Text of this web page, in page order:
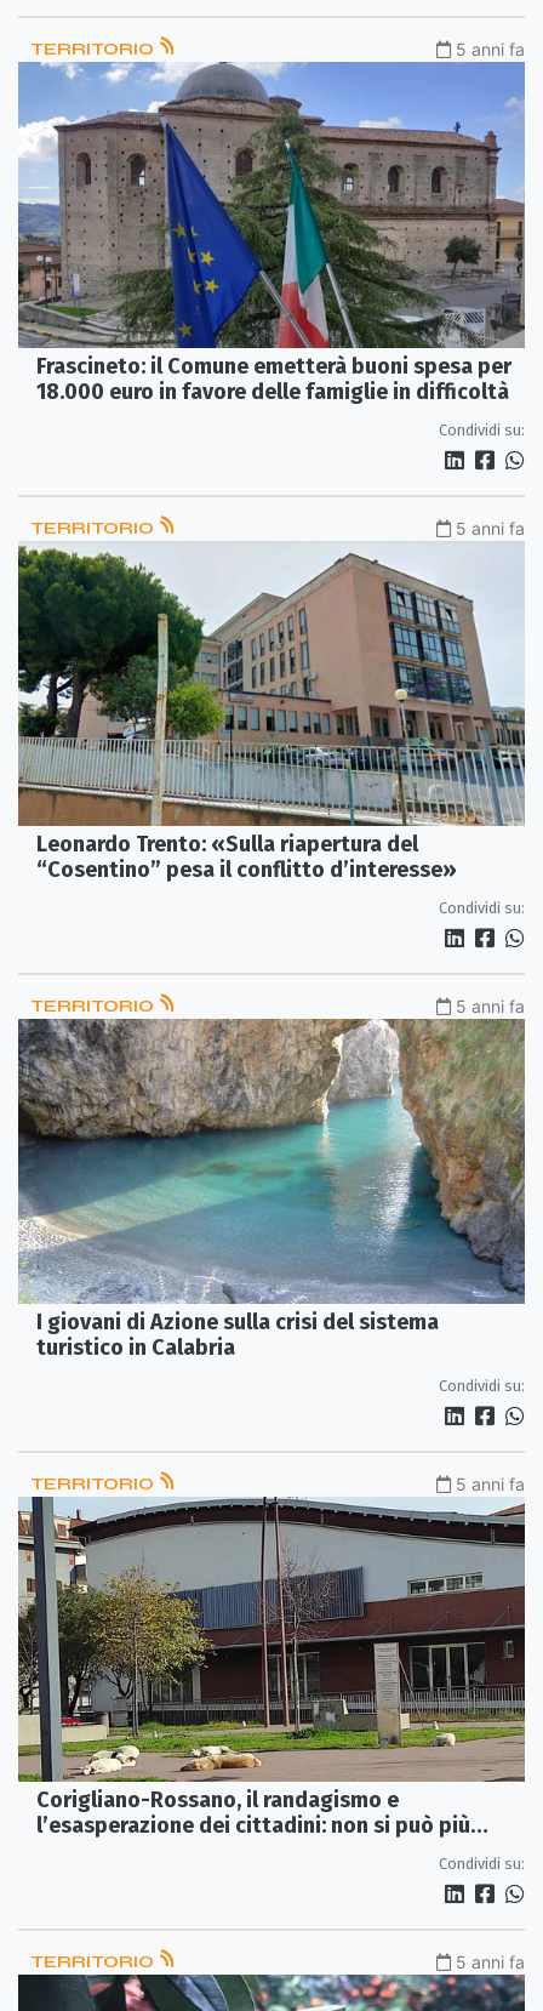
TERRITORIO 5 anni fa
Frascineto: il Comune emetterà buoni spesa per
18.000 euro in favore delle famiglie in difficoltà
Condividi su:
TERRITORIO 5 anni fa
Leonardo Trento: «Sulla riapertura del
“Cosentino” pesa il conflitto d’interesse»
Condividi su:
TERRITORIO 5 anni fa
I giovani di Azione sulla crisi del sistema
turistico in Calabria
Condividi su:
TERRITORIO 5 anni fa
Corigliano-Rossano, il randagismo e
l’esasperazione dei cittadini: non si può più
Condividi su:
TERRITORIO 5 anni fa